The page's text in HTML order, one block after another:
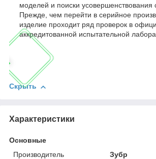
моделей и поиски усовершенствования
Прежде, чем перейти в серийное
изделие проходит ряд проверок в
аккредитованной испытательной
Скрыть
Характеристики
Основные
Производитель
Зубр